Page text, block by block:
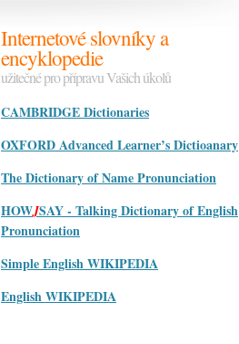
Internetové slovníky a
encyklopedie
užitečné pro přípravu Vašich úkolů
CAMBRIDGE Dictionaries
OXFORD Advanced Learner’s Dictioanary
The Dictionary of Name Pronunciation
HOWJSAY - Talking Dictionary of English
Pronunciation
Simple English WIKIPEDIA
English WIKIPEDIA